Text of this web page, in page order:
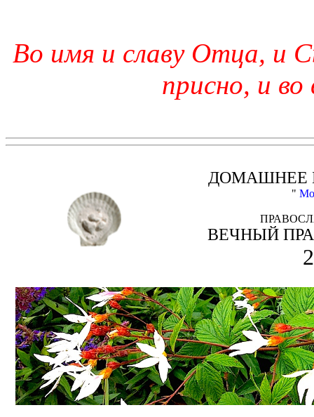
Во имя и славу Отца, и
присно, и во
ДОМАШНЕЕ
"
ВЕЧНЫЙ